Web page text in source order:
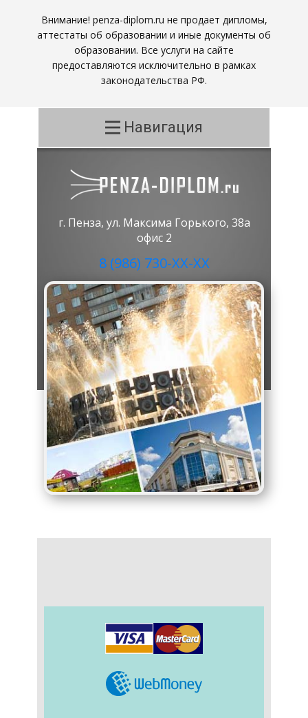
Внимание! penza-diplom.ru не продает дипломы,
аттестаты об образовании и иные документы об
образовании. Все услуги на сайте
предоставляются исключительно в рамках
законодательства РФ.
Навигация
г. Пенза, ул. Максима Горького, 38а
офис 2
8 (986) 730-ХХ-ХХ